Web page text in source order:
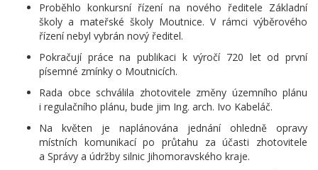
Proběhlo konkursní řízení na nového ředitele Základní
školy a mateřské školy Moutnice. V rámci výběrového
řízení nebyl vybrán nový ředitel.
Pokračují práce na publikaci k výročí 720 let od první
písemné zmínky o Moutnicích.
Rada obce schválila zhotovitele změny územního plánu
i regulačního plánu, bude jim Ing. arch. Ivo Kabeláč.
Na květen je naplánována jednání ohledně opravy
místních komunikací po průtahu za účasti zhotovitele
a Správy a údržby silnic Jihomoravského kraje.